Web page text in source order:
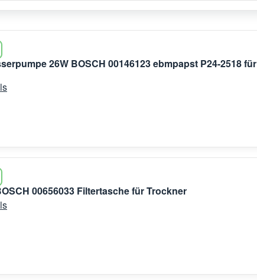
26W BOSCH 00146123 ebmpapst P24-2518 für
00656033 Filtertasche für Trockner